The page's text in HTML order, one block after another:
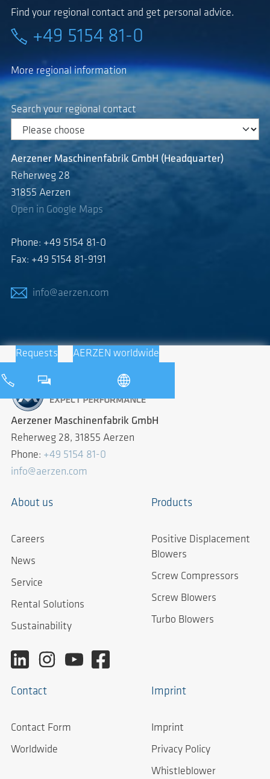
Find your regional contact and get personal advice.
+49 5154 81-0
More regional information
Search your regional contact
Aerzener Maschinenfabrik GmbH (Headquarter)
Reherweg 28
31855 Aerzen
Open in Google Maps
Phone: +49 5154 81-0
Fax: +49 5154 81-9191
info@aerzen.com
Requests AERZEN worldwide
Aerzener Maschinenfabrik GmbH
Reherweg 28, 31855 Aerzen
Phone: +49 5154 81-0
info@aerzen.com
About us
Careers
News
Service
Rental Solutions
Sustainability
Products
Positive Displacement
Blowers
Screw Compressors
Screw Blowers
Turbo Blowers
Contact
Contact Form
Worldwide
Imprint
Imprint
Privacy Policy
Whistleblower